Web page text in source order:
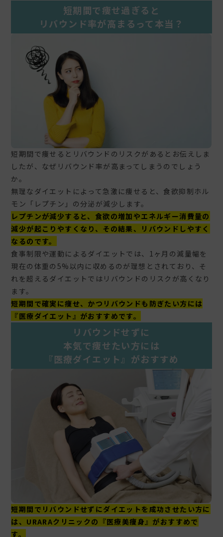
短期間で痩せ過ぎると
リバウンド率が高まるって本当？
短期間で痩せるとリバウンドのリスクがあるとお伝えしま
したが、なぜリバウンド率が高まってしまうのでしょう
か。
無理なダイエットによって急激に痩せると、食欲抑制ホル
モン「レプチン」の分泌が減少します。
レプチンが減少すると、食欲の増加やエネルギー消費量の
減少が起こりやすくなり、その結果、リバウンドしやすく
なるのです。
食事制限や運動によるダイエットでは、1ヶ月の減量幅を
現在の体重の5%以内に収めるのが理想とされており、そ
れを超えるダイエットではリバウンドのリスクが高くなり
ます。
短期間で確実に痩せ、かつリバウンドも防ぎたい方には
『医療ダイエット』がおすすめです。
リバウンドせずに
本気で痩せたい方には
『医療ダイエット』がおすすめ
短期間でリバウンドせずにダイエットを成功させたい方に
は、URARAクリニックの『医療美痩身』がおすすめで
す。